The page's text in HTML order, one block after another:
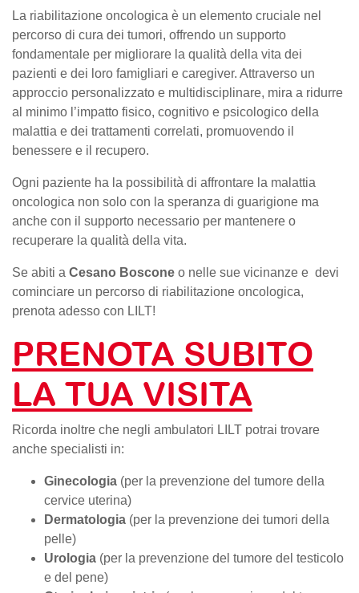
La riabilitazione oncologica è un elemento cruciale nel
percorso di cura dei tumori, offrendo un supporto
fondamentale per migliorare la qualità della vita dei
pazienti e dei loro famigliari e caregiver. Attraverso un
approccio personalizzato e multidisciplinare, mira a ridurre
al minimo l’impatto fisico, cognitivo e psicologico della
malattia e dei trattamenti correlati, promuovendo il
benessere e il recupero.
Ogni paziente ha la possibilità di affrontare la malattia
oncologica non solo con la speranza di guarigione ma
anche con il supporto necessario per mantenere o
recuperare la qualità della vita.
Se abiti a Cesano Boscone o nelle sue vicinanze e devi
cominciare un percorso di riabilitazione oncologica,
prenota adesso con LILT!
PRENOTA SUBITO
LA TUA VISITA
Ricorda inoltre che negli ambulatori LILT potrai trovare
anche specialisti in:
Ginecologia (per la prevenzione del tumore della
cervice uterina)
Dermatologia (per la prevenzione dei tumori della
pelle)
Urologia (per la prevenzione del tumore del testicolo
e del pene)